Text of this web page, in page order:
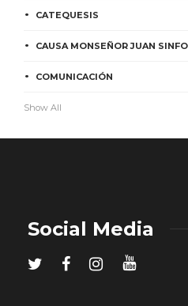
CATEQUESIS
CAUSA MONSEÑOR JUAN
COMUNICACIÓN
Show All
Social Media